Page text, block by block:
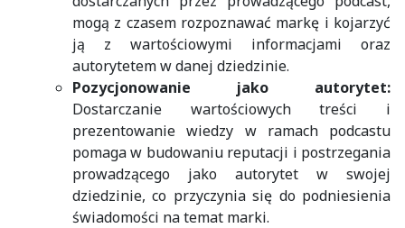
mogą z czasem rozpoznawać markę i kojarzyć
ją z wartościowymi informacjami oraz
autorytetem w danej dziedzinie.
Pozycjonowanie jako autorytet:
Dostarczanie wartościowych treści i
prezentowanie wiedzy w ramach podcastu
pomaga w budowaniu reputacji i postrzegania
prowadzącego jako autorytet w swojej
dziedzinie, co przyczynia się do podniesienia
świadomości na temat marki.